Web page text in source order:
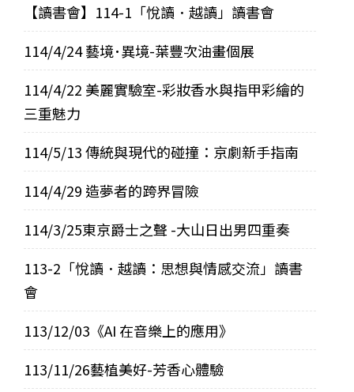
【讀書會】114-1「悅讀．越讀」讀書會
114/4/24 藝境･異境-葉豐次油畫個展
114/4/22 美麗實驗室-彩妝香水與指甲彩繪的
三重魅力
114/5/13 傳統與現代的碰撞：京劇新手指南
114/4/29 造夢者的跨界冒險
114/3/25東京爵士之聲 -大山日出男四重奏
113-2「悅讀．越讀：思想與情感交流」讀書
會
113/12/03《AI 在音樂上的應用》
113/11/26藝植美好-芳香心體驗